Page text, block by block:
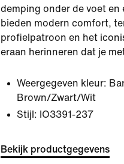
demping onder de voet en
bieden modern comfort,
profielpatroon en het
eraan herinneren dat je
Weergegeven kleur:
Brown/Zwart/Wit
Stijl: IO3391-237
Bekijk productgegevens